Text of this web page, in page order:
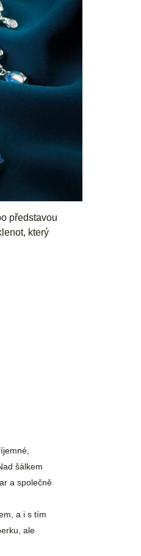
představou
který
šálkem
a společně
a i s tím
ale